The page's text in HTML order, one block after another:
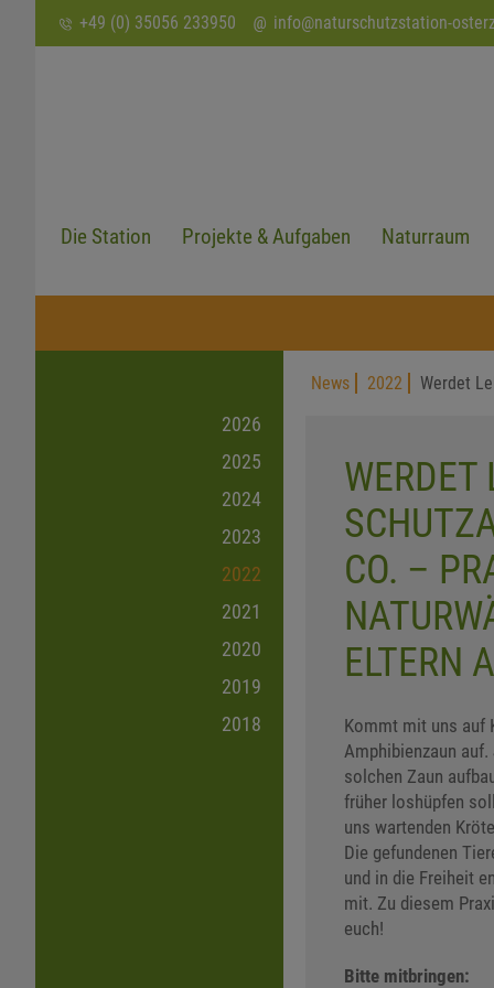
+49 (0) 35056 233950 info@naturschutzstation-
SUCHEN
Die Station Projekte & Aufgaben Naturraum
2026
2025
2024
2023
2022
2021
2020
2019
2018
News 2022 Werdet
WERDET
CO. –
ELTERN
Kommt mit uns auf
Amphibienzaun
solchen Zaun
früher loshüpfen
uns wartenden
Die gefundenen
und in die Freiheit
mit. Zu diesem
euch!
Bitte mitbringen: